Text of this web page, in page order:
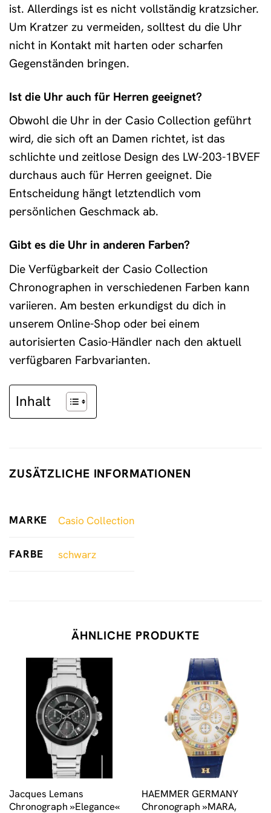
ist. Allerdings ist es nicht vollständig kratzsicher.
Um Kratzer zu vermeiden, solltest du die Uhr
nicht in Kontakt mit harten oder scharfen
Gegenständen bringen.
Ist die Uhr auch für Herren geeignet?
Obwohl die Uhr in der Casio Collection geführt
wird, die sich oft an Damen richtet, ist das
schlichte und zeitlose Design des LW-203-1BVEF
durchaus auch für Herren geeignet. Die
Entscheidung hängt letztendlich vom
persönlichen Geschmack ab.
Gibt es die Uhr in anderen Farben?
Die Verfügbarkeit der Casio Collection
Chronographen in verschiedenen Farben kann
variieren. Am besten erkundigst du dich in
unserem Online-Shop oder bei einem
autorisierten Casio-Händler nach den aktuell
verfügbaren Farbvarianten.
Inhalt
ZUSÄTZLICHE INFORMATIONEN
MARKE Casio Collection
FARBE schwarz
ÄHNLICHE PRODUKTE
Jacques Lemans
Chronograph »Elegance«
HAEMMER GERMANY
Chronograph »MARA,